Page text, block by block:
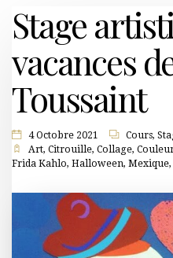
Stage
vacances
Toussaint
4 Octobre 2021 Cours,
Art,Citrouille,Collage,
Frida Kahlo, Halloween, Mexique,